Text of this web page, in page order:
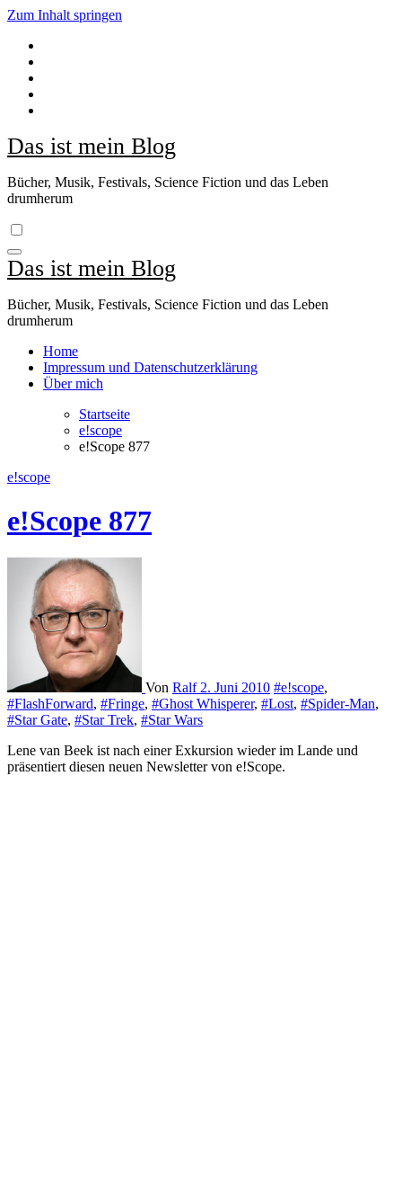
Zum Inhalt springen
Das ist mein Blog
Bücher, Musik, Festivals, Science Fiction und das Leben
drumherum
Das ist mein Blog
Bücher, Musik, Festivals, Science Fiction und das Leben
drumherum
Home
Impressum und Datenschutzerklärung
Über mich
Startseite
e!scope
e!Scope 877
e!scope
e!Scope 877
Von Ralf 2. Juni 2010 #e!scope,
#FlashForward, #Fringe, #Ghost Whisperer, #Lost, #Spider-Man,
#Star Gate, #Star Trek, #Star Wars
Lene van Beek ist nach einer Exkursion wieder im Lande und
präsentiert diesen neuen Newsletter von e!Scope.